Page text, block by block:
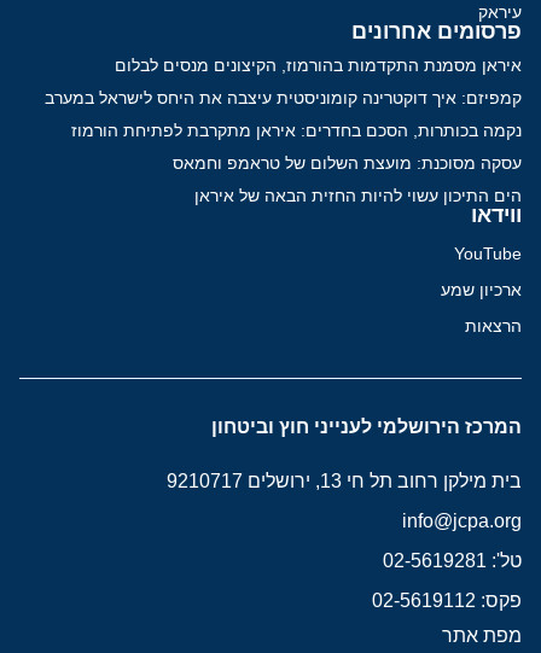
עיראק
פרסומים אחרונים
איראן מסמנת התקדמות בהורמוז, הקיצונים מנסים לבלום
קמפיזם: איך דוקטרינה קומוניסטית עיצבה את היחס לישראל במערב
נקמה בכותרות, הסכם בחדרים: איראן מתקרבת לפתיחת הורמוז
עסקה מסוכנת: מועצת השלום של טראמפ וחמאס
הים התיכון עשוי להיות החזית הבאה של איראן
ווידאו
YouTube
ארכיון שמע
הרצאות
המרכז הירושלמי לענייני חוץ וביטחון
בית מילקן רחוב תל חי 13, ירושלים 9210717
info@jcpa.org
טל': 02-5619281
פקס: 02-5619112
מפת אתר